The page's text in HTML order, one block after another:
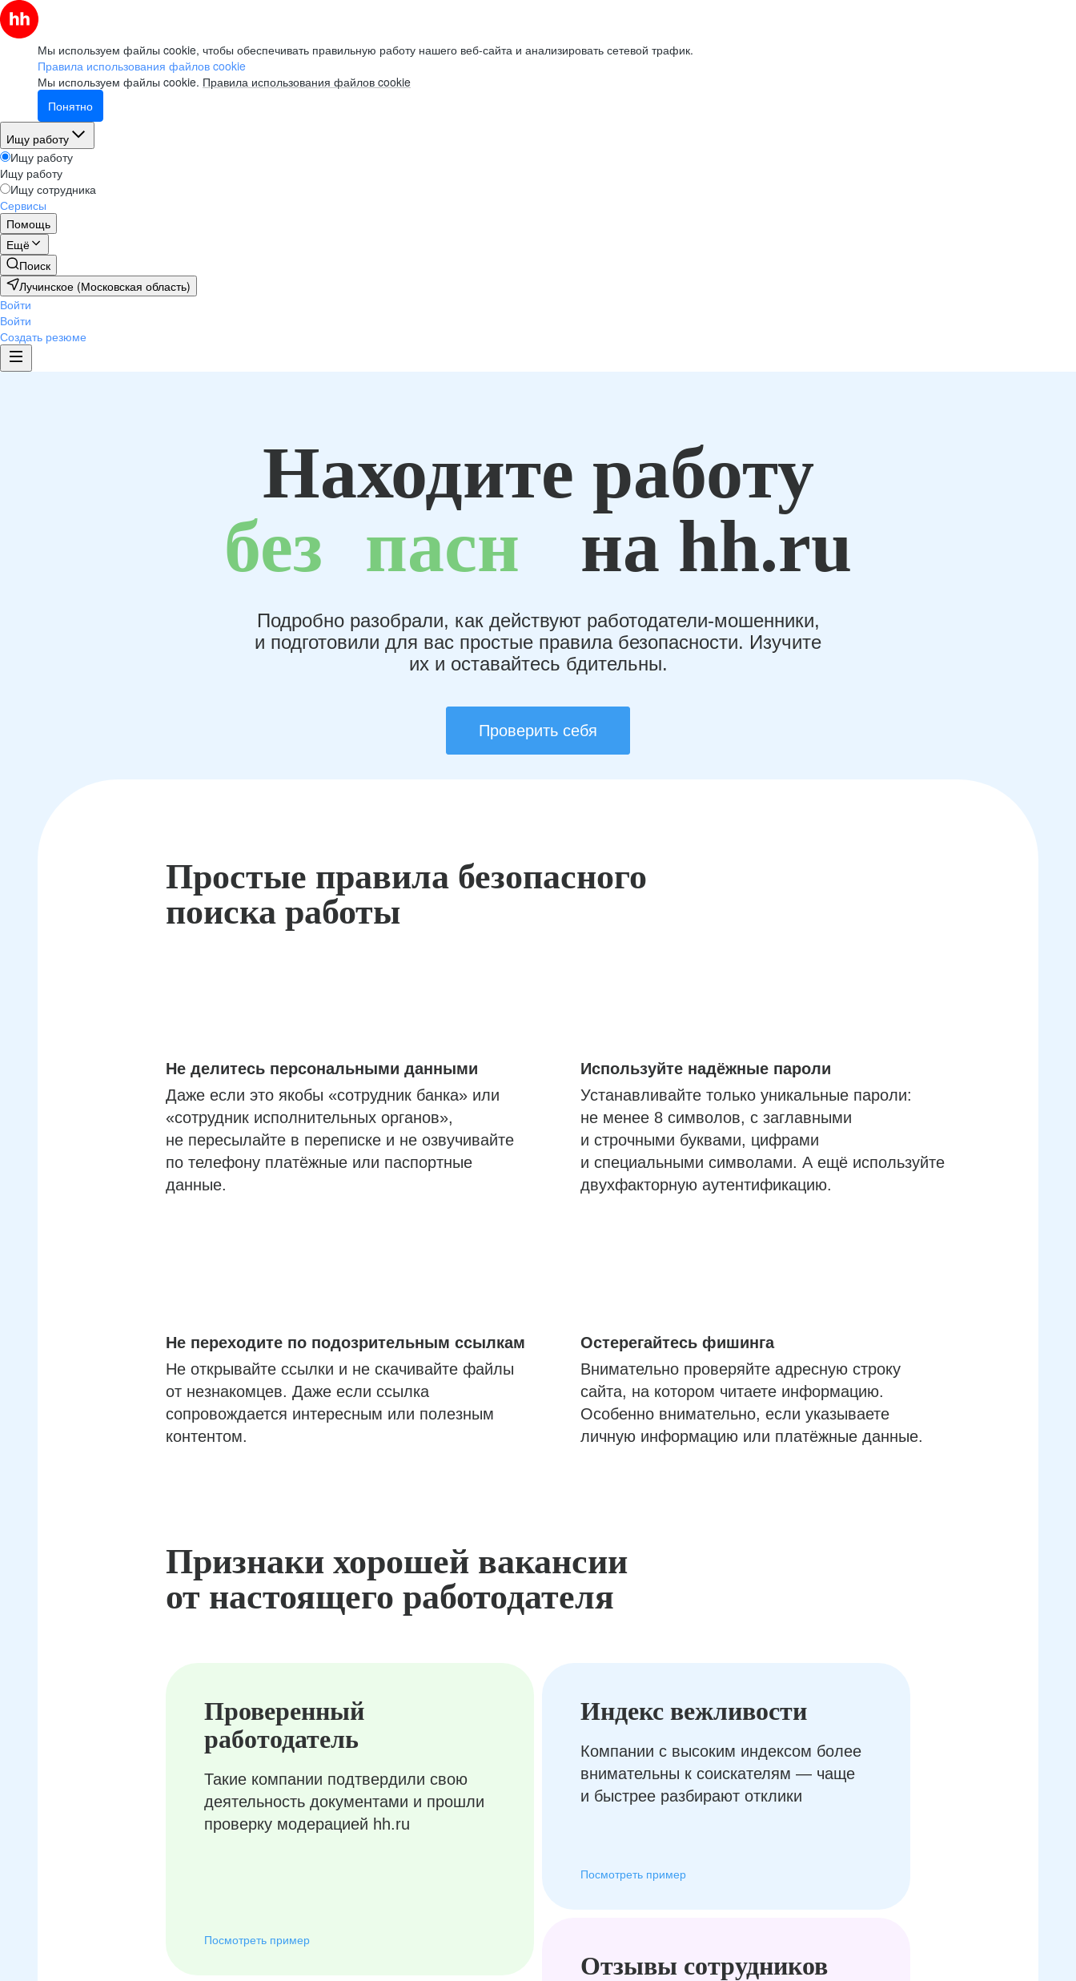
Мы используем файлы cookie, чтобы обеспечивать правильную работу нашего веб-сайта и анализировать сетевой трафик.
Правила использования файлов cookie
Мы используем файлы cookie. Правила использования файлов cookie
Понятно
Ищу работу
Ищу работу
Ищу работу
Ищу сотрудника
Сервисы
Помощь
Ещё
Поиск
Лучинское (Московская область)
Войти
Войти
Создать резюме
Находите работу
без пасн на hh.ru
Подробно разобрали, как действуют работодатели-мошенники,
и подготовили для вас простые правила безопасности. Изучите
их и оставайтесь бдительны.
Проверить себя
Простые правила безопасного
поиска работы
Не делитесь персональными данными
Даже если это якобы «сотрудник банка» или
«сотрудник исполнительных органов»,
не пересылайте в переписке и не озвучивайте
по телефону платёжные или паспортные
данные.
Используйте надёжные пароли
Устанавливайте только уникальные пароли:
не менее 8 символов, с заглавными
и строчными буквами, цифрами
и специальными символами. А ещё используйте
двухфакторную аутентификацию.
Не переходите по подозрительным ссылкам
Не открывайте ссылки и не скачивайте файлы
от незнакомцев. Даже если ссылка
сопровождается интересным или полезным
контентом.
Остерегайтесь фишинга
Внимательно проверяйте адресную строку
сайта, на котором читаете информацию.
Особенно внимательно, если указываете
личную информацию или платёжные данные.
Признаки хорошей вакансии
от настоящего работодателя
Проверенный
работодатель
Такие компании подтвердили свою
деятельность документами и прошли
проверку модерацией hh.ru
Посмотреть пример
Отзывы сотрудников
Индекс вежливости
Компании с высоким индексом более
внимательны к соискателям — чаще
и быстрее разбирают отклики
Посмотреть пример